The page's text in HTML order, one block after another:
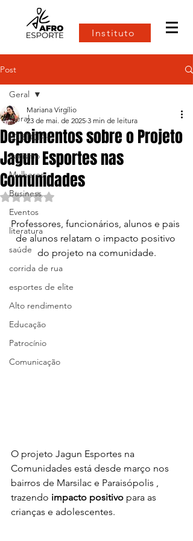
Instituto
Post
Geral
LGBTQIA+
Racismo
Mulheres
Business
Eventos
literatura
saúde
corrida de rua
esportes de elite
Alto rendimento
Educação
Patrocínio
Comunicação
Geral
Depoimentos sobre o Projeto
Jagun Esportes nas
Comunidades
Mariana Virgílio
23 de mai. de 2025 3 min de leitura
Avaliado com NaN de 5 estrelas.
Professores, funcionários, alunos e pais
de alunos relatam o impacto positivo
do projeto na comunidade.
O projeto Jagun Esportes na
Comunidades está desde março nos
bairros de Marsilac e Paraisópolis ,
trazendo impacto positivo para as
crianças e adolescentes.